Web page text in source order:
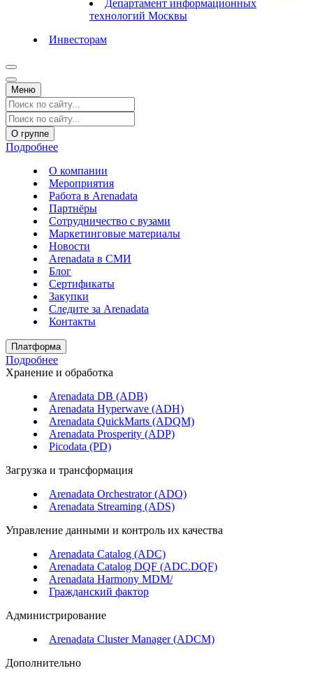
Департамент информационных
технологий Москвы
Инвесторам
Меню
О группе
Подробнее
О компании
Мероприятия
Работа в Arenadata
Партнёры
Сотрудничество с вузами
Маркетинговые материалы
Новости
Arenadata в СМИ
Блог
Сертификаты
Закупки
Следите за Аrenadata
Контакты
Платформа
Подробнее
Хранение и обработка
Arenadata DB (ADB)
Arenadata Hyperwave (ADH)
Arenadata QuickMarts (ADQM)
Arenadata Prosperity (ADP)
Picodata (PD)
Загрузка и трансформация
Arenadata Orchestrator (ADO)
Arenadata Streaming (ADS)
Управление данными и контроль их качества
Arenadata Catalog (ADC)
Arenadata Catalog DQF (ADС.DQF)
Arenadata Harmony MDM/
Гражданский фактор
Администрирование
Arenadata Cluster Manager (ADCM)
Дополнительно